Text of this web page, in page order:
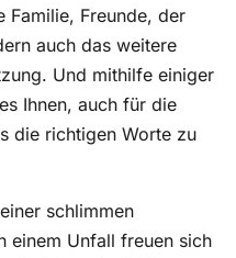
Familie, Freunde, der
auch das weitere
Und mithilfe einiger
Ihnen, auch für die
die richtigen Worte zu
schlimmen
einem Unfall freuen sich